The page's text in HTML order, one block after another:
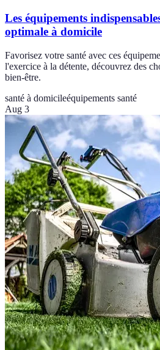
Les équipements
optimale à domicile
Favorisez votre santé avec ces
l'exercice à la détente, découvrez des
bien-être.
santé à domicileéquipements santé
Aug 3